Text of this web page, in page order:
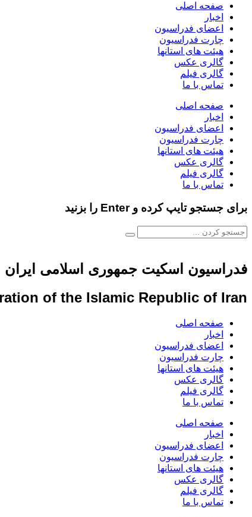
صفحه اصلی
اخبار
اعضای فدراسیون
چارت فدراسیون
هیئت های استانها
گالری عکس
گالری فیلم
تماس با ما
صفحه اصلی
اخبار
اعضای فدراسیون
چارت فدراسیون
هیئت های استانها
گالری عکس
گالری فیلم
تماس با ما
برای جستجو تایپ کرده و Enter را بزنید
فدراسیون اسکیت جمهوری اسلامی ایران
of the Islamic Republic of Iran
صفحه اصلی
اخبار
اعضای فدراسیون
چارت فدراسیون
هیئت های استانها
گالری عکس
گالری فیلم
تماس با ما
صفحه اصلی
اخبار
اعضای فدراسیون
چارت فدراسیون
هیئت های استانها
گالری عکس
گالری فیلم
تماس با ما